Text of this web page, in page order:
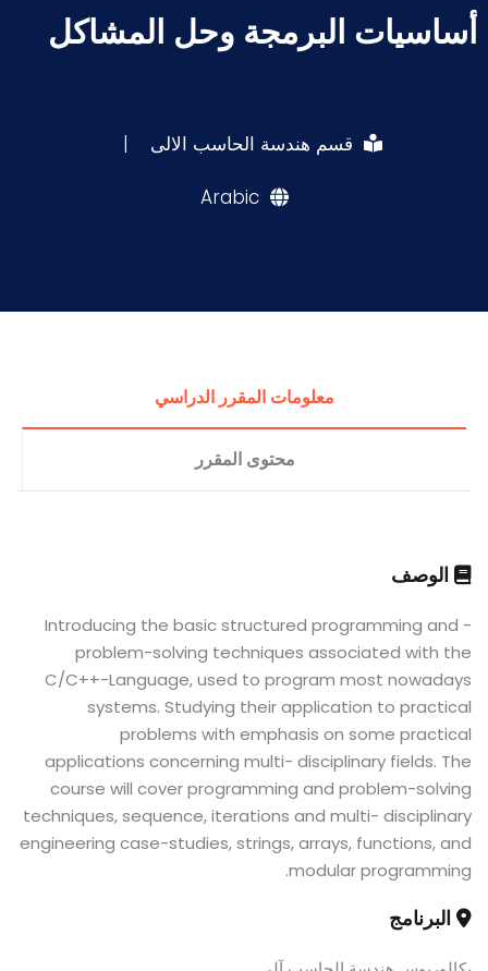
أساسيات البرمجة وحل المشاكل
قسم هندسة الحاسب الالى |
Arabic
معلومات المقرر الدراسي
محتوى المقرر
الوصف
- Introducing the basic structured programming and
problem-solving techniques associated with the
C/C++-Language, used to program most nowadays
systems. Studying their application to practical
problems with emphasis on some practical
applications concerning multi- disciplinary fields. The
course will cover programming and problem-solving
techniques, sequence, iterations and multi- disciplinary
engineering case-studies, strings, arrays, functions, and
modular programming.
البرنامج